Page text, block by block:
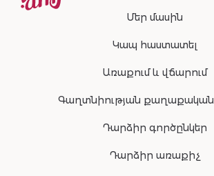
Մեր մասին
Կապ հաստատել
Առաքում և վճարում
Գաղտնիության
Դարձիր գործընկեր
Դարձիր առաքիչ